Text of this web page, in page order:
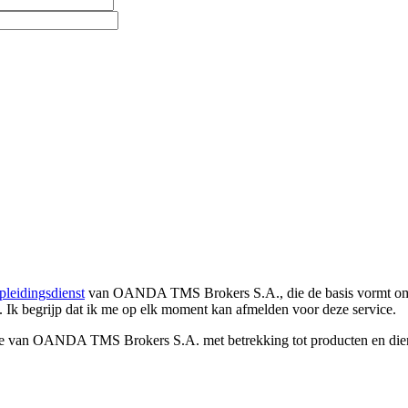
van OANDA TMS Brokers S.A., die de basis vormt
Ik begrijp dat ik me op elk moment kan afmelden voor deze service.
OANDA TMS Brokers S.A. met betrekking tot producten en